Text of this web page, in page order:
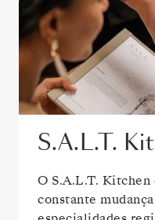
S.A.L.T.
O S.A.L.T.
constante